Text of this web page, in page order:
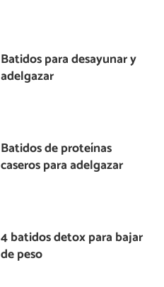
Batidos para desayunar y
adelgazar
Batidos de proteínas
caseros para adelgazar
4 batidos detox para bajar
de peso